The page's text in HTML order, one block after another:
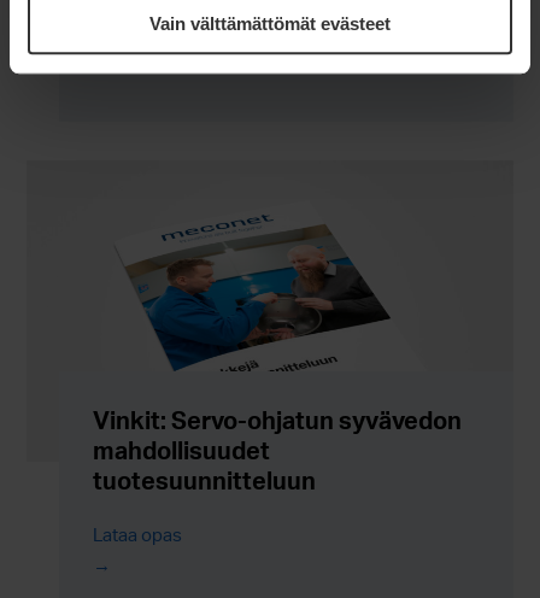
Vain välttämättömät evästeet
+358 50 577 8166
Vinkit: Servo-ohjatun syvävedon
mahdollisuudet
tuotesuunnitteluun
Lataa opas